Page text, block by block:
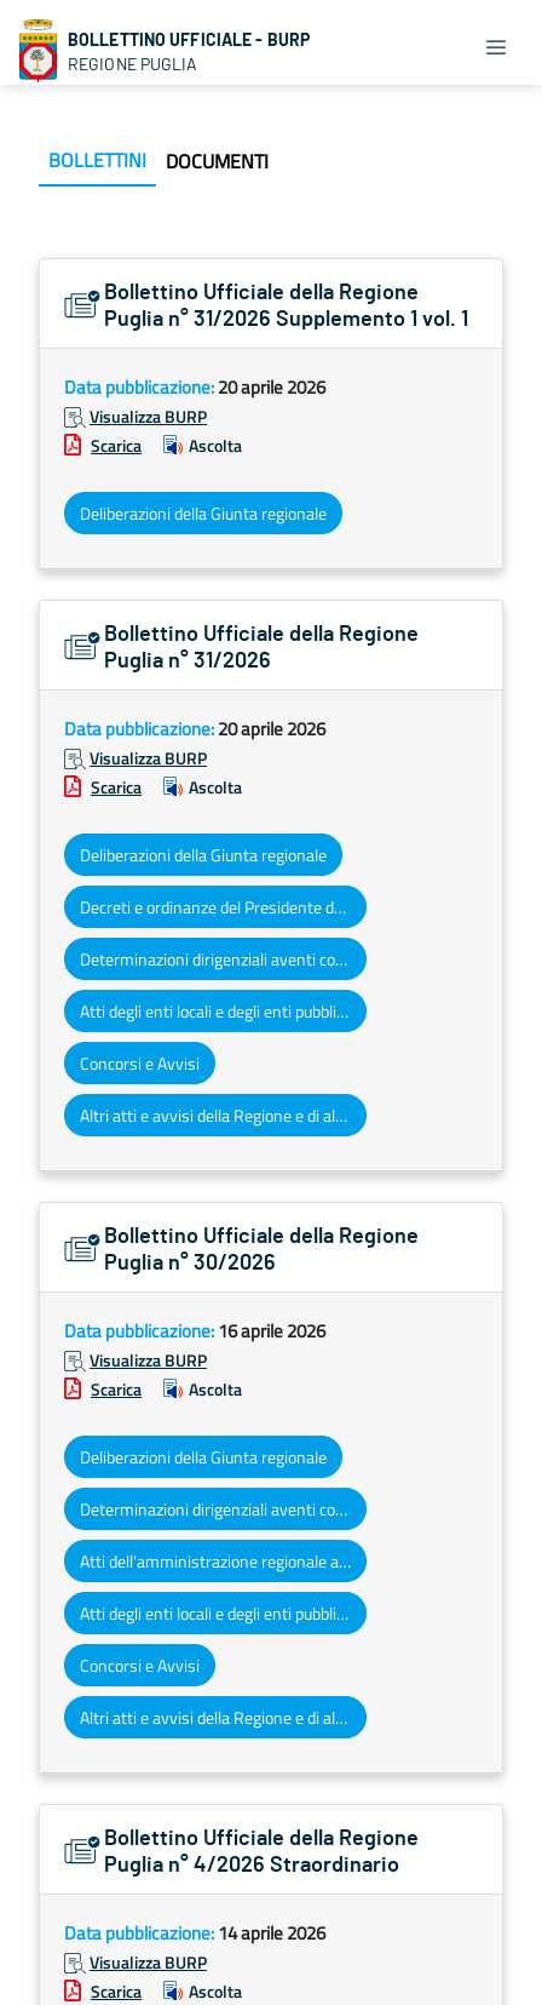
BOLLETTINO UFFICIALE - BURP
REGIONE PUGLIA
BOLLETTINI DOCUMENTI
Bollettino Ufficiale della Regione
Puglia n° 31/2026 Supplemento 1 vol. 1
Data pubblicazione:20 aprile 2026
Visualizza BURP
Scarica
Ascolta
Deliberazioni della Giunta regionale
Bollettino Ufficiale della Regione
Puglia n° 31/2026
Data pubblicazione:20 aprile 2026
Visualizza BURP
Scarica
Ascolta
Deliberazioni della Giunta regionale
Decreti e ordinanze del Presidente della Giunta regionale
Determinazioni dirigenziali aventi contenuto di interesse generale
Atti degli enti locali e degli enti pubblici e privati
Concorsi e Avvisi
Altri atti e avvisi della Regione e di altri enti pubblici che interessano la collettività regionale
Bollettino Ufficiale della Regione
Puglia n° 30/2026
Data pubblicazione:16 aprile 2026
Visualizza BURP
Scarica
Ascolta
Deliberazioni della Giunta regionale
Determinazioni dirigenziali aventi contenuto di interesse generale
Atti dell'amministrazione regionale ad obbligo di pubblicazione
Atti degli enti locali e degli enti pubblici e privati
Concorsi e Avvisi
Altri atti e avvisi della Regione e di altri enti pubblici che interessano la collettività regionale
Bollettino Ufficiale della Regione
Puglia n° 4/2026 Straordinario
Data pubblicazione:14 aprile 2026
Visualizza BURP
Scarica
Ascolta